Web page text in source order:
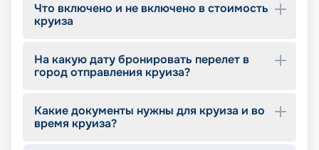
Что включено и не включено в стоимость
круиза
На какую дату бронировать перелет в
город отправления круиза?
Какие документы нужны для круиза и во
время круиза?